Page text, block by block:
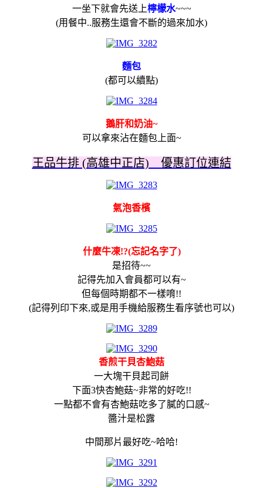
一坐下就會先送上檸檬水~~~
(用餐中..服務生還會不斷的過來加水)
麵包
(都可以續點)
鵝肝和奶油~
可以拿來沾在麵包上面~
王品牛排 (高雄中正店) 優惠訂位連結
氣泡香檳
什麼牛凍!?(忘記名字了)
是招待~~
記得先加入會員都可以有~
但每個時期都不一樣唷!!
(記得列印下來,或是用手機給服務生看序號也可以)
香煎干貝杏鮑菇
一大塊干貝起司餅
下面3快杏鮑菇~非常的好吃!!
一點都不會有杏鮑菇吃多了膩的口感~
醬汁是松露
中間那片最好吃~哈哈!